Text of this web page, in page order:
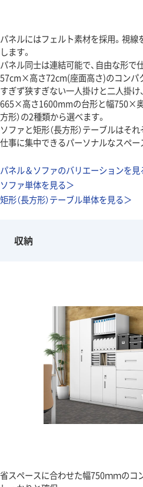
パネルにはフェルト素材を採用。視
します。
パネル同士は連結可能で、自由な形
57cm×高さ72cm(座面高さ)のコンパ
すぎず狭すぎない一人掛けと二人掛
665×高さ1600mmの台形と幅750×
方形）の2種類から選べます。
ソファと矩形（長方形）テーブルはそ
仕事に集中できるパーソナルなスペー
パネル＆ソファのバリエーションを見
ソファ単体を見る＞
矩形（長方形）テーブル単体を見る＞
収納
省スペースに合わせた幅750ｍｍのコ